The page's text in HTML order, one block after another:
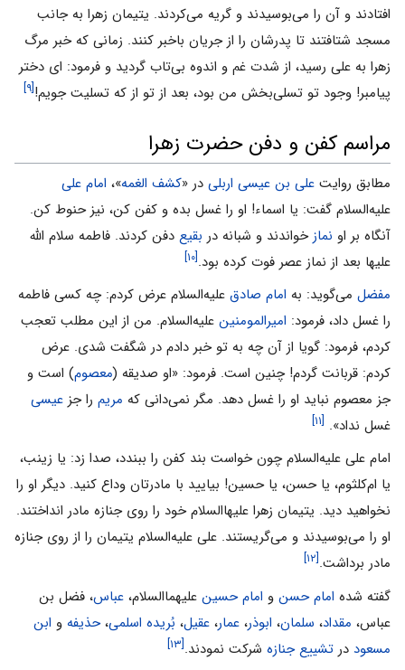
افتادند و آن را می‌‌بوسیدند و گریه می‌‌کردند. یتیمان زهرا به جانب
مسجد شتافتند تا پدرشان را از جریان باخبر کنند. زمانى که خبر مرگ
زهرا به على رسید، از شدت غم و اندوه بى‌تاب گردید و فرمود: اى دختر
پیامبر! وجود تو تسلى‌بخش من بود، بعد از تو از که تسلیت جویم![۹]
مراسم کفن و دفن حضرت زهرا
مطابق روایت علی بن عیسی اربلی در «کشف الغمه»، امام على
علیه‌السلام گفت: یا اسماء! او را غسل بده و کفن کن، نیز حنوط کن.
آنگاه بر او نماز خواندند و شبانه در بقیع دفن کردند. فاطمه سلام الله
علیها بعد از نماز عصر فوت کرده بود.[۱۰]
مفضل می‌‌گوید: به امام صادق علیه‌السلام عرض کردم: چه کسى فاطمه
را غسل داد، فرمود: امیرالمومنین علیه‌السلام. من از این مطلب تعجب
کردم، فرمود: گویا از آن چه به تو خبر دادم در شگفت شدى. عرض
کردم: قربانت گردم! چنین است. فرمود: «او صدیقه (معصوم) است و
جز معصوم نباید او را غسل دهد. مگر نمی‌‌دانى که مریم را جز عیسى
غسل نداد». [۱۱]
امام على علیه‌السلام چون خواست بند کفن را ببندد، صدا زد: یا زینب،
یا ام‌کلثوم، یا حسن، یا حسین! بیایید با مادرتان وداع کنید. دیگر او را
نخواهید دید. یتیمان زهرا علیهاالسلام خود را روى جنازه مادر انداختند.
او را می‌‌بوسیدند و می‌‌گریستند. على علیه‌السلام یتیمان را از روى جنازه
مادر برداشت.[۱۲]
گفته شده امام حسن و امام حسین علیهماالسلام، عباس، فضل بن
عباس، مقداد، سلمان، ابوذر، عمار، عقیل، بُریده اسلمی،حذیفه و ابن
مسعود در تشییع جنازه شرکت نمودند.[۱۳]